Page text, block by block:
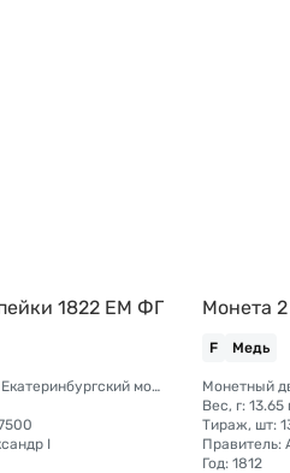
1822 ЕМ ФГ
Монетный двор: Екатеринбургский монетный двор
I
Монета
F Медь
Вес, г: 13.65
Тираж, шт:
Правитель:
Год: 1812